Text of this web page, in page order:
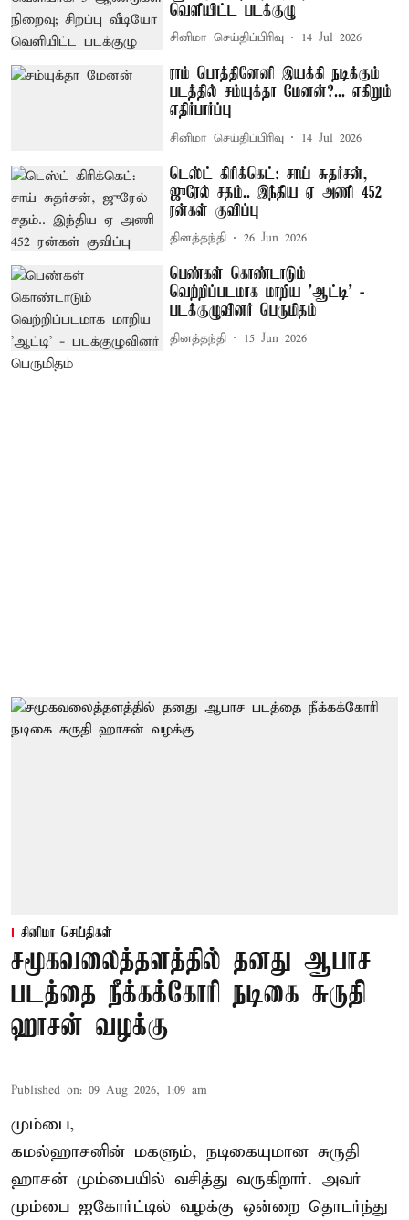
வெளியிட்ட படக்குழு
சினிமா செய்திப்பிரிவு 14 Jul 2026
ராம் பொத்தினேனி இயக்கி நடிக்கும்
படத்தில் சம்யுக்தா மேனன்?... எகிறும்
எதிர்பார்ப்பு
சினிமா செய்திப்பிரிவு 14 Jul 2026
டெஸ்ட் கிரிக்கெட்: சாய் சுதர்சன்,
ஜுரேல் சதம்.. இந்திய ஏ அணி 452
ரன்கள் குவிப்பு
தினத்தந்தி 26 Jun 2026
பெண்கள் கொண்டாடும்
வெற்றிப்படமாக மாறிய 'ஆட்டி' -
படக்குழுவினர் பெருமிதம்
தினத்தந்தி 15 Jun 2026
சினிமா செய்திகள்
சமூகவலைத்தளத்தில் தனது ஆபாச
படத்தை நீக்கக்கோரி நடிகை சுருதி
ஹாசன் வழக்கு
Published on: 09 Aug 2026, 1:09 am
மும்பை,
கமல்ஹாசனின் மகளும், நடிகையுமான சுருதி
ஹாசன் மும்பையில் வசித்து வருகிறார். அவர்
மும்பை ஐகோர்ட்டில் வழக்கு ஒன்றை தொடர்ந்து